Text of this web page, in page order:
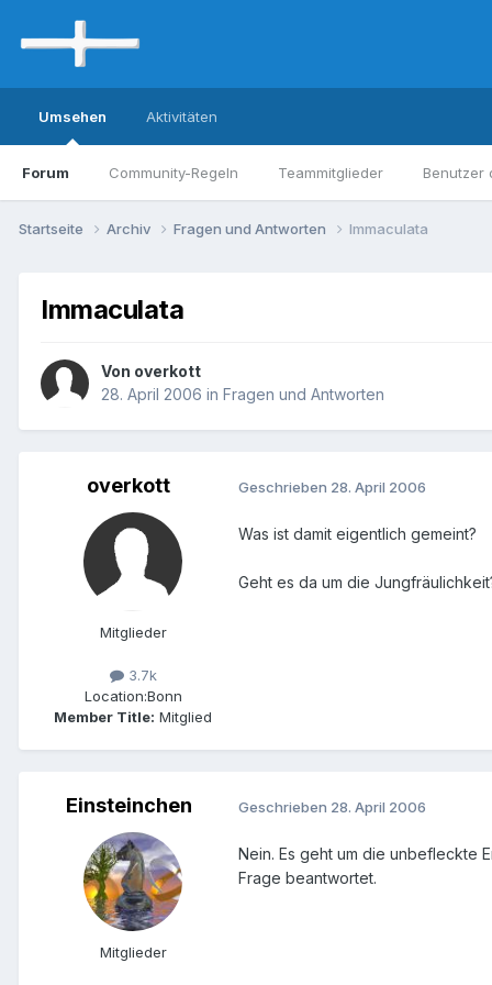
Umsehen
Forum Community-Regeln Teammitglieder Benutzer
Aktivitäten
Startseite Archiv Fragen und Antworten Immaculata
Immaculata
Von overkott
28. April 2006 in Fragen und Antworten
overkott
Mitglieder
3.7k
Location:Bonn
Member Title: Mitglied
Geschrieben 28. April 2006
Was ist damit eigentlich gemeint?
Geht es da um die
Einsteinchen
Mitglieder
Geschrieben 28. April 2006
Nein. Es geht um die unbefleckte
Frage beantwortet.